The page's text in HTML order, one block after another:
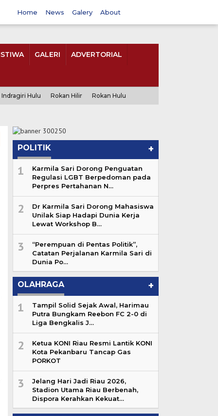
Home News Galery About
GALERI ADVERTORIAL
Indragiri Hulu Rokan Hilir Rokan Hulu
POLITIK +
1
Karmila Sari Dorong Penguatan
Regulasi LGBT Berpedoman pada
Perpres Pertahanan N…
2
Dr Karmila Sari Dorong Mahasiswa
Unilak Siap Hadapi Dunia Kerja
Lewat Workshop B…
3
“Perempuan di Pentas Politik”,
Catatan Perjalanan Karmila Sari di
Dunia Po…
OLAHRAGA +
1
Tampil Solid Sejak Awal, Harimau
Putra Bungkam Reebon FC 2-0 di
Liga Bengkalis J…
2
Ketua KONI Riau Resmi Lantik KONI
Kota Pekanbaru Tancap Gas
PORKOT
3
Jelang Hari Jadi Riau 2026,
Stadion Utama Riau Berbenah,
Dispora Kerahkan Kekuat…